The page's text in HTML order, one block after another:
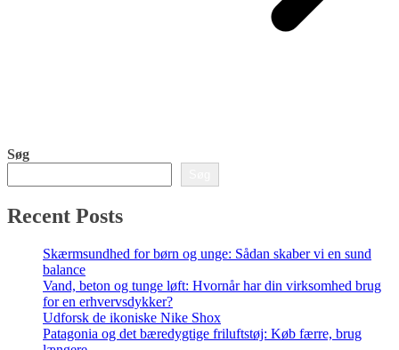
Søg
Recent Posts
Skærmsundhed for børn og unge: Sådan skaber vi en sund
balance
Vand, beton og tunge løft: Hvornår har din virksomhed brug
for en erhvervsdykker?
Udforsk de ikoniske Nike Shox
Patagonia og det bæredygtige friluftstøj: Køb færre, brug